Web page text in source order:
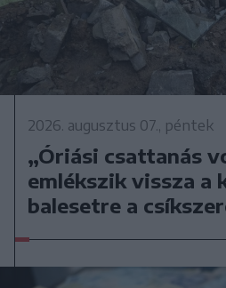
2026. augusztus 07., péntek
„Óriási csattanás
emlékszik vissza a
balesetre a